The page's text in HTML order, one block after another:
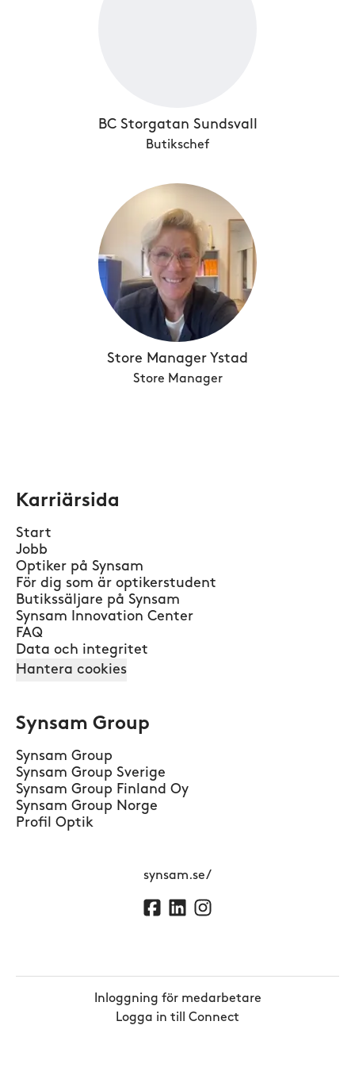
BC Storgatan Sundsvall
Butikschef
Store Manager Ystad
Store Manager
Karriärsida
Start
Jobb
Optiker på Synsam
För dig som är optikerstudent
Butikssäljare på Synsam
Synsam Innovation Center
FAQ
Data och integritet
Hantera cookies
Synsam Group
Synsam Group
Synsam Group Sverige
Synsam Group Finland Oy
Synsam Group Norge
Profil Optik
synsam.se/
Inloggning för medarbetare
Logga in till Connect